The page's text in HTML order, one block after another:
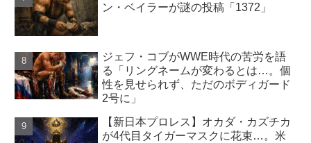
ン・ベイラーが謎の投稿「1372」
ジェフ・コブがWWE時代の苦労を語
る「リングネームが変わるとは…。個
性を見せられず、ただのボディガード
2号に」
【新日本プロレス】オカダ・カズチカ
が4代目タイガーマスクに花束…。米